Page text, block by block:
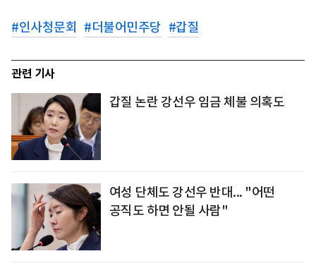
#인사청문회 #더불어민주당 #갑질
관련 기사
갑질 논란 강선우 임금 체불 의혹도
여성 단체도 강선우 반대... "어떤
공직도 하면 안될 사람"